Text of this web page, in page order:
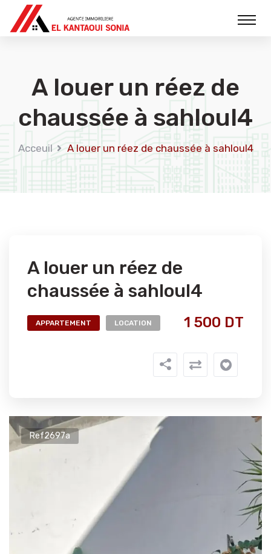
A louer un réez de
chaussée à sahloul4
Acceuil A louer un réez de chaussée à sahloul4
A louer un réez de
chaussée à sahloul4
APPARTEMENT LOCATION 1 500 DT
Ref2697a